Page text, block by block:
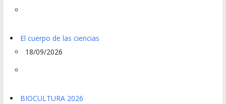
El cuerpo de las ciencias
18/09/2026
BIOCULTURA 2026